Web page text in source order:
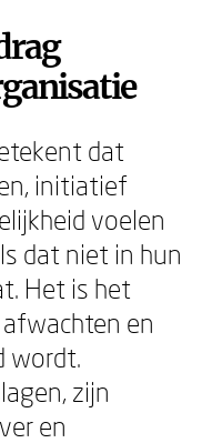
dat
initiatief
voelen
dat niet in hun
Het is het
en
wordt.
zijn
en